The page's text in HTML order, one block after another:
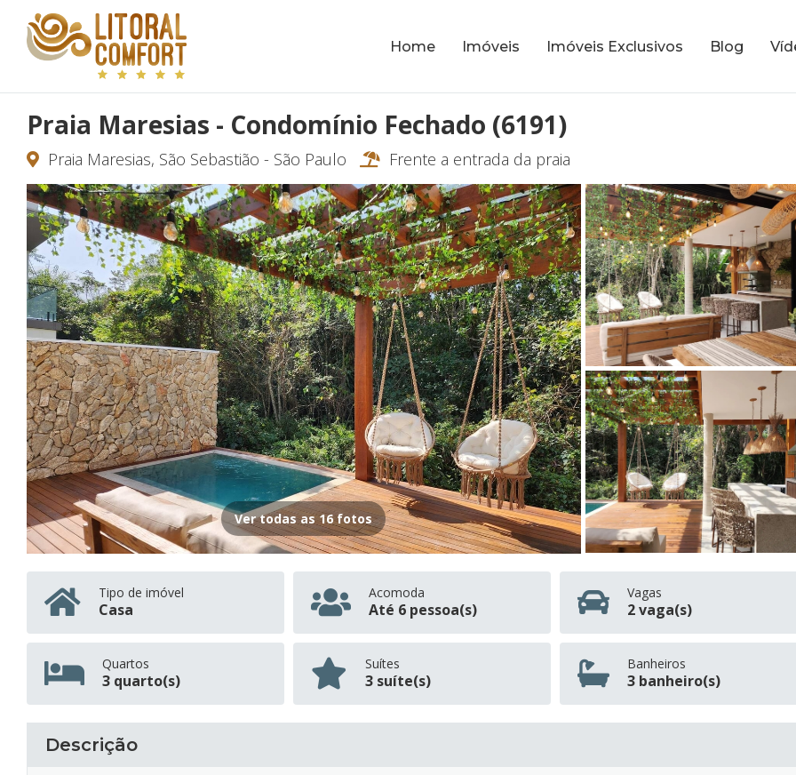
Home Imóveis Imóveis Exclusivos Blog
Praia Maresias - Condomínio Fechado (6191)
Praia Maresias, São Sebastião - São Paulo Frente a entrada da praia
Ver todas as 16 fotos
Tipo de imóvel
Casa
Acomoda
Até 6 pessoa(s)
Vagas
2 vaga(s)
Quartos
3 quarto(s)
Suítes
3 suíte(s)
Banheiros
3 banheiro(s)
Descrição